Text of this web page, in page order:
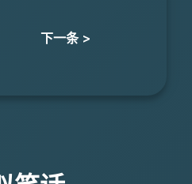
下一条 >